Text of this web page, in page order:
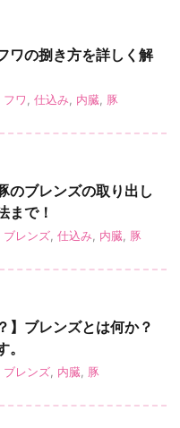
ワの捌き方を詳しく解
フワ 仕込み 内臓 豚
のブレンズの取り出し
まで！
ブレンズ 仕込み 内臓 豚
】ブレンズとは何か？
ブレンズ 内臓 豚